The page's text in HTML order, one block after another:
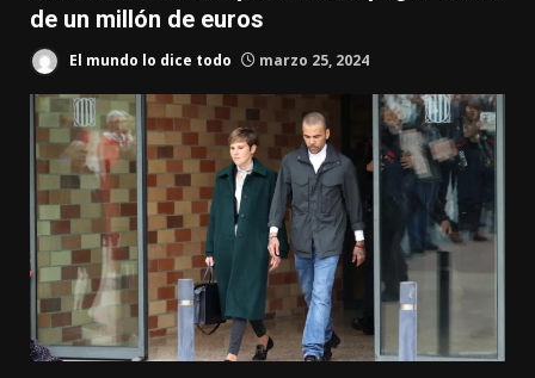
de un millón de euros
El mundo lo dice todo marzo 25, 2024